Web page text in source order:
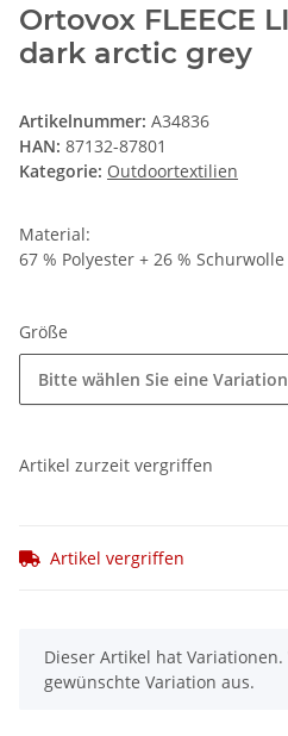
Ortovox FLEECE
dark arctic grey
Artikelnummer: A34836
HAN: 87132-87801
Kategorie: Outdoortextilien
Material:
67 % Polyester + 26 %
Größe
Bitte wählen Sie eine
Artikel zurzeit vergriffen
Artikel vergriffen
x
Dieser Artikel hat
gewünschte Variation aus.